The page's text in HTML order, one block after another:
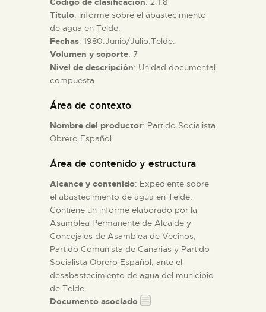
COLECCIONES
DIDÁCTICA
Título: Informe sobre el abastecimiento
de agua en Telde.
Fechas: 1980.Junio/Julio.Telde.
Volumen y soporte: 7
Nivel de descripción: Unidad documental
compuesta
Área de contexto
Nombre del productor: Partido Socialista
Obrero Español
Área de contenido y estructura
Alcance y contenido: Expediente sobre
el abastecimiento de agua en Telde.
Contiene un informe elaborado por la
Asamblea Permanente de Alcalde y
Concejales de Asamblea de Vecinos,
Partido Comunista de Canarias y Partido
Socialista Obrero Español, ante el
desabastecimiento de agua del municipio
de Telde.
Documento asociado